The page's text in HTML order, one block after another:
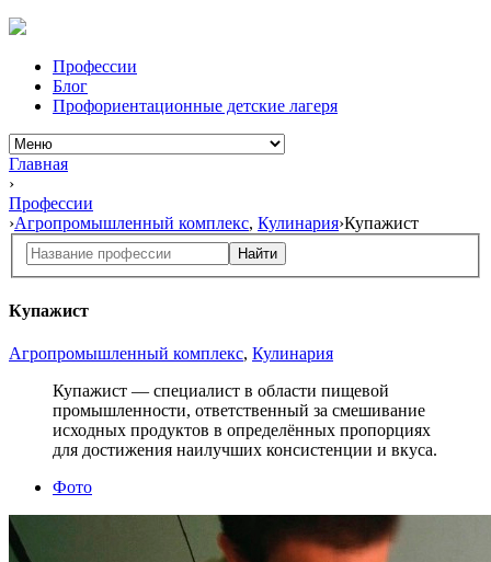
Профессии
Блог
Профориентационные детские лагеря
Главная
›
Профессии
›Агропромышленный комплекс, Кулинария›Купажист
Найти
Купажист
Агропромышленный комплекс, Кулинария
Купажист — специалист в области пищевой
промышленности, ответственный за смешивание
исходных продуктов в определённых пропорциях
для достижения наилучших консистенции и вкуса.
Фото